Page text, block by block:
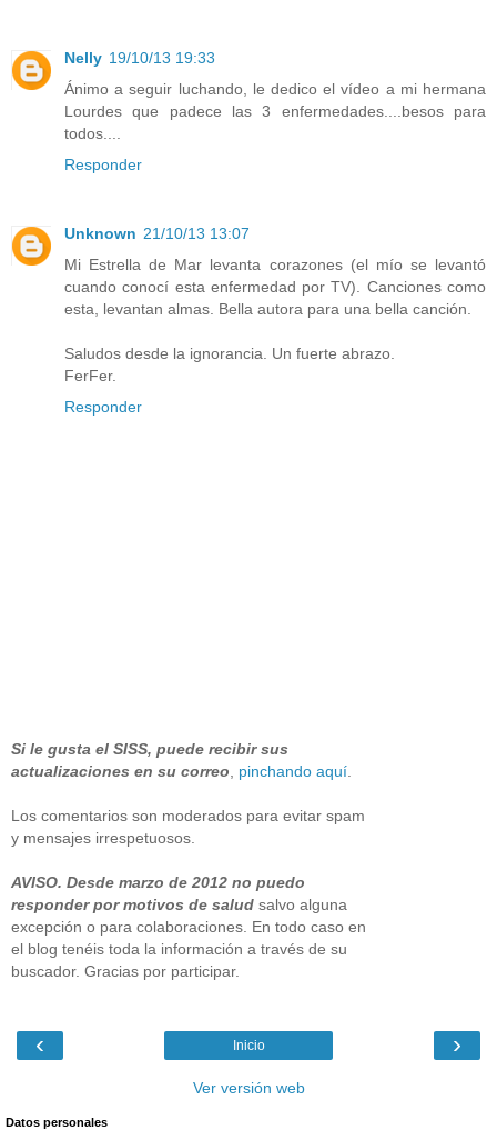
Nelly 19/10/13 19:33
Ánimo a seguir luchando, le dedico el vídeo a mi hermana
Lourdes que padece las 3 enfermedades....besos para
todos....
Responder
Unknown 21/10/13 13:07
Mi Estrella de Mar levanta corazones (el mío se levantó
cuando conocí esta enfermedad por TV). Canciones como
esta, levantan almas. Bella autora para una bella canción.
Saludos desde la ignorancia. Un fuerte abrazo.
FerFer.
Responder
Si le gusta el SISS, puede recibir sus
actualizaciones en su correo
pinchando aquí
Los comentarios son moderados para evitar spam
y mensajes irrespetuosos.
AVISO. Desde marzo de 2012 no puedo
responder por motivos de salud salvo alguna
excepción o para colaboraciones. En todo caso en
el blog tenéis toda la información a través de su
buscador. Gracias por participar.
‹ ›
Inicio
Ver versión web
Datos personales